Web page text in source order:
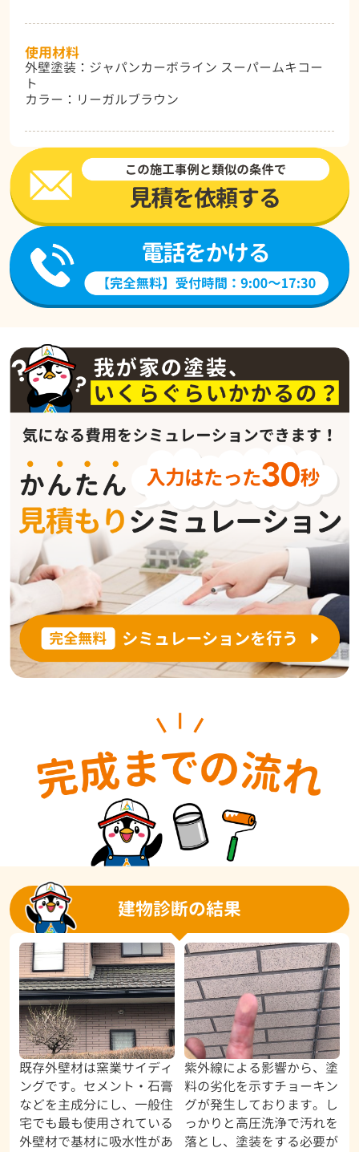
使用材料
外壁塗装：ジャパンカーボライン スーパームキコー
ト
カラー：リーガルブラウン
建物診断の結果
既存外壁材は窯業サイディ
ングです。セメント・石膏
などを主成分にし、一般住
宅でも最も使用されている
外壁材で基材に吸水性があ
紫外線による影響から、塗
料の劣化を示すチョーキン
グが発生しております。し
っかりと高圧洗浄で汚れを
落とし、塗装をする必要が